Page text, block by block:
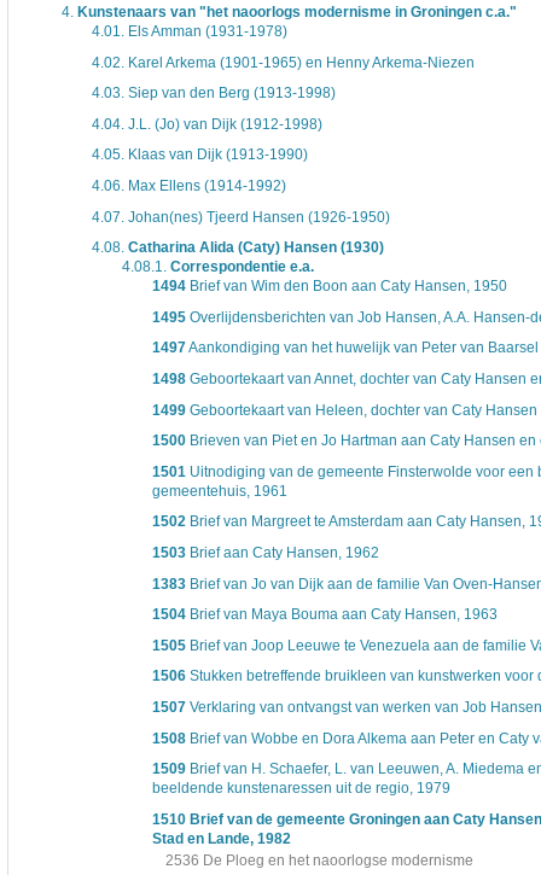
4. Kunstenaars van "het naoorlogs modernisme in Groningen c.a."
4.01.Els Amman (1931-1978)
4.02. Karel Arkema (1901-1965) en Henny Arkema-Niezen
4.03.Siep van den Berg (1913-1998)
4.04.J.L. (Jo) van Dijk (1912-1998)
4.05.Klaas van Dijk (1913-1990)
4.06.Max Ellens (1914-1992)
4.07. Johan(nes) Tjeerd Hansen (1926-1950)
4.08. Catharina Alida (Caty) Hansen (1930)
4.08.1. Correspondentie e.a.
1494Brief van Wim den Boon aan Caty Hansen, 1950
1495Overlijdensberichten van Job Hansen, A.A. Hansen-
1497Aankondiging van het huwelijk van Peter van
1498Geboortekaart van Annet, dochter van Caty Hansen
1499Geboortekaart van Heleen, dochter van Caty
1500Brieven van Piet en Jo Hartman aan Caty Hansen
1501 Uitnodiging van de gemeente Finsterwolde voor
gemeentehuis, 1961
1502Brief van Margreet te Amsterdam aan Caty Hansen,
1503Brief aan Caty Hansen, 1962
1383Brief van Jo van Dijk aan de familie Van Oven-
1504Brief van Maya Bouma aan Caty Hansen, 1963
1505Brief van Joop Leeuwe te Venezuela aan de familie
1506Stukken betreffende bruikleen van kunstwerken
1507Verklaring van ontvangst van werken van Job
1508Brief van Wobbe en Dora Alkema aan Peter en Caty
1509Brief van H. Schaefer, L. van Leeuwen, A. Miedema
beeldende kunstenaressen uit de regio, 1979
1510 Brief van de gemeente Groningen aan Caty
Stad en Lande, 1982
2536 De Ploeg en het naoorlogse modernisme